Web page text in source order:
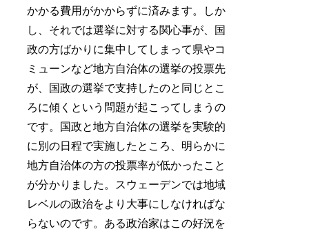
かかる費用がかからずに済みます。しか
し、それでは選挙に対する関心事が、国
政の方ばかりに集中してしまって県やコ
ミューンなど地方自治体の選挙の投票先
が、国政の選挙で支持したのと同じとこ
ろに傾くという問題が起こってしまうの
です。国政と地方自治体の選挙を実験的
に別の日程で実施したところ、明らかに
地方自治体の方の投票率が低かったこと
が分かりました。スウェーデンでは地域
レベルの政治をより大事にしなければな
らないのです。ある政治家はこの好況を